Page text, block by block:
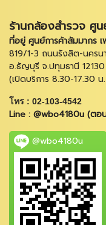
ร้านกล้องสำรวจ ศู
ที่อยู่ ศูนย์การค้าสัมมากร
819/1-3 ถนนรังสิต-นครน
อ.ธัญบุรี จ.ปทุมธานี 12130
(เปิดบริการ 8.30-17.30
โทร : 02-103-4542
Line : @wbo4180u (ต
@wbo4180u